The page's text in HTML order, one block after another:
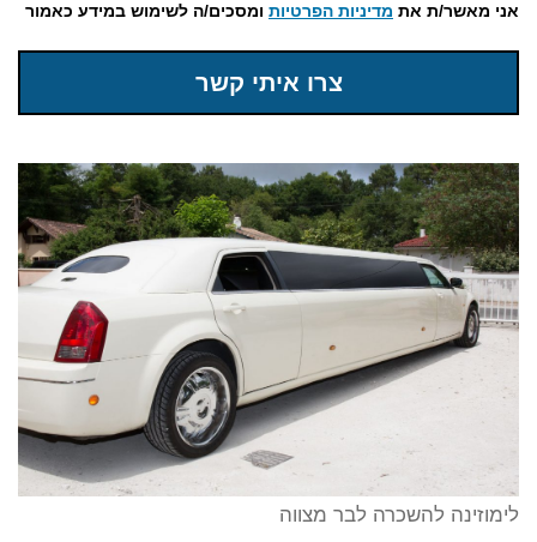
אני מאשר/ת את מדיניות הפרטיות ומסכים/ה לשימוש במידע כאמור
צרו איתי קשר
לימוזינה להשכרה לבר מצווה